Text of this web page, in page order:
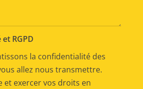
RGPD
la confidentialité des
allez nous transmettre.
et exercer vos droits en